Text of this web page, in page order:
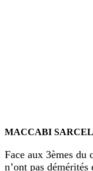
MACCABI
Face aux 3èmes du
n’ont pas